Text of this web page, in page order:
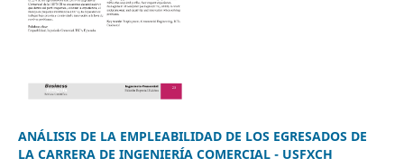
ANÁLISIS DE LA EMPLEABILIDAD DE LOS EGRESADOS DE
LA CARRERA DE INGENIERÍA COMERCIAL - USFXCH